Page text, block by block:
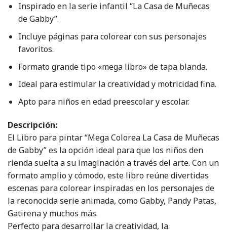
Inspirado en la serie infantil “La Casa de Muñecas
de Gabby”.
Incluye páginas para colorear con sus personajes
favoritos.
Formato grande tipo «mega libro» de tapa blanda.
Ideal para estimular la creatividad y motricidad fina.
Apto para niños en edad preescolar y escolar.
Descripción:
El Libro para pintar “Mega Colorea La Casa de Muñecas
de Gabby” es la opción ideal para que los niños den
rienda suelta a su imaginación a través del arte. Con un
formato amplio y cómodo, este libro reúne divertidas
escenas para colorear inspiradas en los personajes de
la reconocida serie animada, como Gabby, Pandy Patas,
Gatirena y muchos más.
Perfecto para desarrollar la creatividad, la